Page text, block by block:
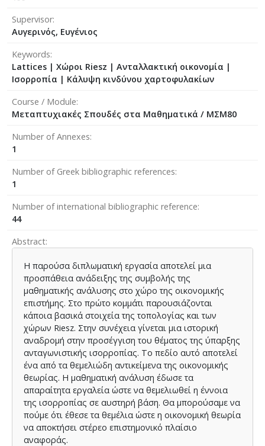
Supervisor
Αυγερινός, Ευγένιος
Keywords
Lattices | Χώροι Riesz | Ανταλλακτική οικονομία |
Ισορροπία | Κάλυψη κινδύνου χαρτοφυλακίων
Course / Module
Μεταπτυχιακές Σπουδές στα Μαθηματικά / ΜΣΜ80
Number of Annexes
1
Number of Greek bibliographic references
1
Number of international bibliographic reference
44
Abstract
Η παρούσα διπλωματική εργασία αποτελεί μια
προσπάθεια ανάδειξης της συμβολής της
μαθηματικής ανάλυσης στο χώρο της οικονομικής
επιστήμης. Στο πρώτο κομμάτι παρουσιάζονται
κάποια βασικά στοιχεία της τοπολογίας και των
χώρων Riesz. Στην συνέχεια γίνεται μια ιστορική
αναδρομή στην προσέγγιση του θέματος της ύπαρξης
ανταγωνιστικής ισορροπίας. Το πεδίο αυτό αποτελεί
ένα από τα θεμελιώδη αντικείμενα της οικονομικής
θεωρίας. Η μαθηματική ανάλυση έδωσε τα
απαραίτητα εργαλεία ώστε να θεμελιωθεί η έννοια
της ισορροπίας σε αυστηρή βάση. Θα μπορούσαμε να
πούμε ότι έθεσε τα θεμέλια ώστε η οικονομική θεωρία
να αποκτήσει στέρεο επιστημονικό πλαίσιο
αναφοράς.